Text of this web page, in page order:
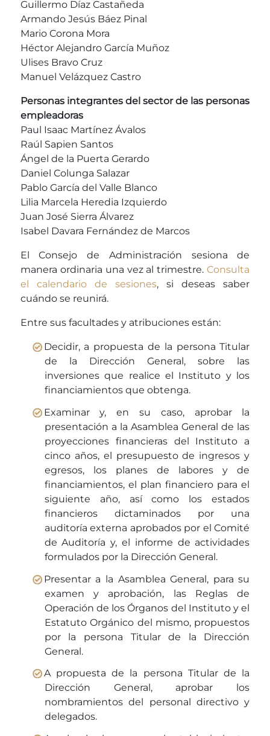
Guillermo Díaz Castañeda
Armando Jesús Báez Pinal
Mario Corona Mora
Héctor Alejandro García Muñoz
Ulises Bravo Cruz
Manuel Velázquez Castro
Personas integrantes del sector de las personas
empleadoras
Paul Isaac Martínez Ávalos
Raúl Sapien Santos
Ángel de la Puerta Gerardo
Daniel Colunga Salazar
Pablo García del Valle Blanco
Lilia Marcela Heredia Izquierdo
Juan José Sierra Álvarez
Isabel Davara Fernández de Marcos
El Consejo de Administración sesiona de
manera ordinaria una vez al trimestre.Consulta
el calendario de sesiones, si deseas saber
cuándo se reunirá.
Entre sus facultades y atribuciones están:
Decidir, a propuesta de la persona Titular
de la Dirección General, sobre las
inversiones que realice el Instituto y los
financiamientos que obtenga.
Examinar y, en su caso, aprobar la
presentación a la Asamblea General de las
proyecciones financieras del Instituto a
cinco años, el presupuesto de ingresos y
egresos, los planes de labores y de
financiamientos, el plan financiero para el
siguiente año, así como los estados
financieros dictaminados por una
auditoría externa aprobados por el Comité
de Auditoría y, el informe de actividades
formulados por la Dirección General.
Presentar a la Asamblea General, para su
examen y aprobación, las Reglas de
Operación de los Órganos del Instituto y el
Estatuto Orgánico del mismo, propuestos
por la persona Titular de la Dirección
General.
A propuesta de la persona Titular de la
Dirección General, aprobar los
nombramientos del personal directivo y
delegados.